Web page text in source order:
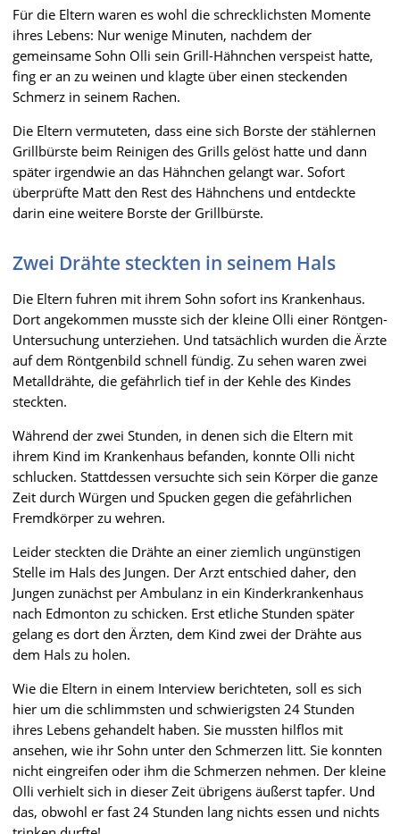
Für die Eltern waren es wohl die schrecklichsten Momente
ihres Lebens: Nur wenige Minuten, nachdem der
gemeinsame Sohn Olli sein Grill-Hähnchen verspeist hatte,
fing er an zu weinen und klagte über einen steckenden
Schmerz in seinem Rachen.
Die Eltern vermuteten, dass eine sich Borste der stählernen
Grillbürste beim Reinigen des Grills gelöst hatte und dann
später irgendwie an das Hähnchen gelangt war. Sofort
überprüfte Matt den Rest des Hähnchens und entdeckte
darin eine weitere Borste der Grillbürste.
Zwei Drähte steckten in seinem Hals
Die Eltern fuhren mit ihrem Sohn sofort ins Krankenhaus.
Dort angekommen musste sich der kleine Olli einer Röntgen-
Untersuchung unterziehen. Und tatsächlich wurden die Ärzte
auf dem Röntgenbild schnell fündig. Zu sehen waren zwei
Metalldrähte, die gefährlich tief in der Kehle des Kindes
steckten.
Während der zwei Stunden, in denen sich die Eltern mit
ihrem Kind im Krankenhaus befanden, konnte Olli nicht
schlucken. Stattdessen versuchte sich sein Körper die ganze
Zeit durch Würgen und Spucken gegen die gefährlichen
Fremdkörper zu wehren.
Leider steckten die Drähte an einer ziemlich ungünstigen
Stelle im Hals des Jungen. Der Arzt entschied daher, den
Jungen zunächst per Ambulanz in ein Kinderkrankenhaus
nach Edmonton zu schicken. Erst etliche Stunden später
gelang es dort den Ärzten, dem Kind zwei der Drähte aus
dem Hals zu holen.
Wie die Eltern in einem Interview berichteten, soll es sich
hier um die schlimmsten und schwierigsten 24 Stunden
ihres Lebens gehandelt haben. Sie mussten hilflos mit
ansehen, wie ihr Sohn unter den Schmerzen litt. Sie konnten
nicht eingreifen oder ihm die Schmerzen nehmen. Der kleine
Olli verhielt sich in dieser Zeit übrigens äußerst tapfer. Und
das, obwohl er fast 24 Stunden lang nichts essen und nichts